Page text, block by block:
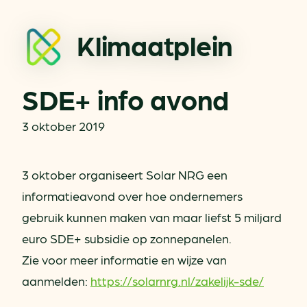
Klimaatplein
SDE+ info avond
3 oktober 2019
3 oktober organiseert Solar NRG een
informatieavond over hoe ondernemers
gebruik kunnen maken van maar liefst 5 miljard
euro SDE+ subsidie op zonnepanelen
Zie voor meer informatie en wijze van
aanmelden: https://solarnrg.nl/zakelijk-sde/